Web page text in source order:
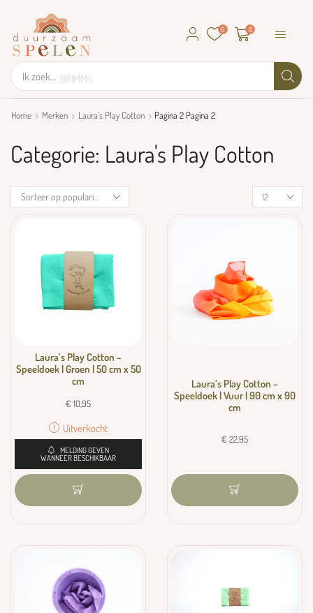
Ik zoek... GRIMM's
0 0
Home Merken Laura's Play Cotton Pagina 2 Pagina 2
Categorie: Laura's Play Cotton
Laura’s Play Cotton –
Speeldoek | Groen | 50 cm x 50
cm
€ 10,95
Uitverkocht
MELDING GEVEN
WANNEER BESCHIKBAAR
Laura’s Play Cotton –
Speeldoek | Vuur | 90 cm x 90
cm
€ 22,95